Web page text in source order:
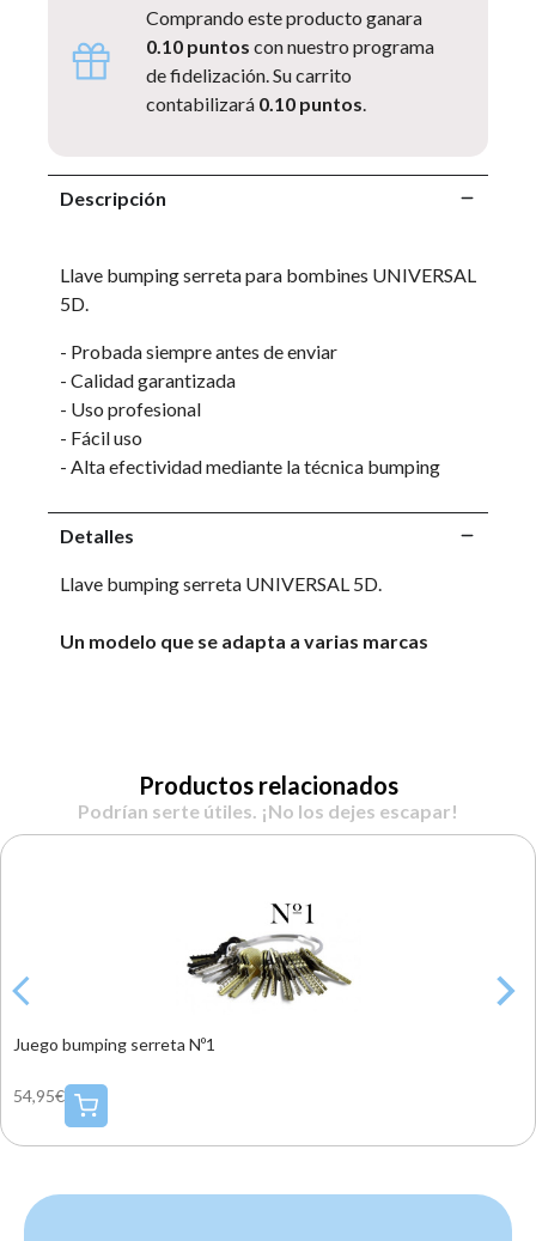
Comprando este producto ganara
0.10 puntos con nuestro programa
de fidelización. Su carrito
contabilizará 0.10 puntos.
Descripción
Llave bumping serreta para bombines UNIVERSAL
5D.
- Probada siempre antes de enviar
- Calidad garantizada
- Uso profesional
- Fácil uso
- Alta efectividad mediante la técnica bumping
Detalles
Llave bumping serreta UNIVERSAL 5D.
Un modelo que se adapta a varias marcas
Productos relacionados
Podrían serte útiles. ¡No los dejes escapar!
Juego bumping serreta Nº1
54,95€